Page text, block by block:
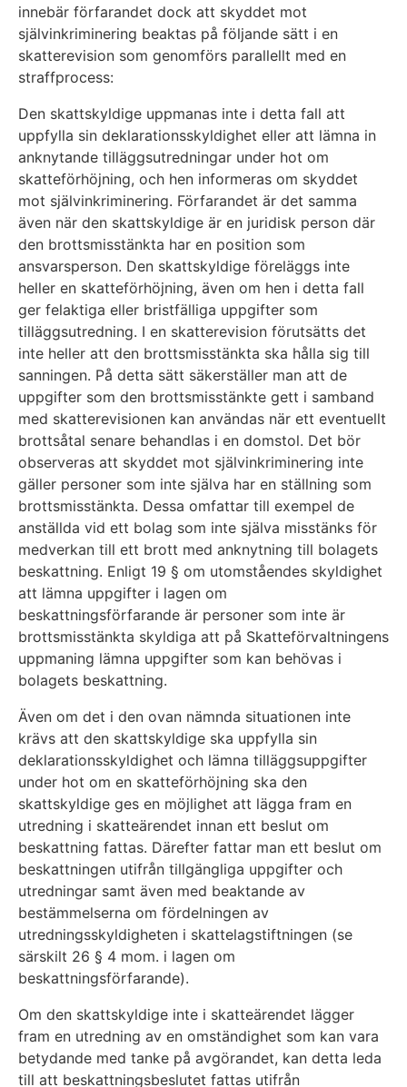
innebär förfarandet dock att skyddet mot
självinkriminering beaktas på följande sätt i en
skatterevision som genomförs parallellt med en
straffprocess:
Den skattskyldige uppmanas inte i detta fall att
uppfylla sin deklarationsskyldighet eller att lämna in
anknytande tilläggsutredningar under hot om
skatteförhöjning, och hen informeras om skyddet
mot självinkriminering. Förfarandet är det samma
även när den skattskyldige är en juridisk person där
den brottsmisstänkta har en position som
ansvarsperson. Den skattskyldige föreläggs inte
heller en skatteförhöjning, även om hen i detta fall
ger felaktiga eller bristfälliga uppgifter som
tilläggsutredning. I en skatterevision förutsätts det
inte heller att den brottsmisstänkta ska hålla sig till
sanningen. På detta sätt säkerställer man att de
uppgifter som den brottsmisstänkte gett i samband
med skatterevisionen kan användas när ett eventuellt
brottsåtal senare behandlas i en domstol. Det bör
observeras att skyddet mot självinkriminering inte
gäller personer som inte själva har en ställning som
brottsmisstänkta. Dessa omfattar till exempel de
anställda vid ett bolag som inte själva misstänks för
medverkan till ett brott med anknytning till bolagets
beskattning. Enligt 19 § om utomståendes skyldighet
att lämna uppgifter i lagen om
beskattningsförfarande är personer som inte är
brottsmisstänkta skyldiga att på Skatteförvaltningens
uppmaning lämna uppgifter som kan behövas i
bolagets beskattning.
Även om det i den ovan nämnda situationen inte
krävs att den skattskyldige ska uppfylla sin
deklarationsskyldighet och lämna tilläggsuppgifter
under hot om en skatteförhöjning ska den
skattskyldige ges en möjlighet att lägga fram en
utredning i skatteärendet innan ett beslut om
beskattning fattas. Därefter fattar man ett beslut om
beskattningen utifrån tillgängliga uppgifter och
utredningar samt även med beaktande av
bestämmelserna om fördelningen av
utredningsskyldigheten i skattelagstiftningen (se
särskilt 26 § 4 mom. i lagen om
beskattningsförfarande).
Om den skattskyldige inte i skatteärendet lägger
fram en utredning av en omständighet som kan vara
betydande med tanke på avgörandet, kan detta leda
till att beskattningsbeslutet fattas utifrån